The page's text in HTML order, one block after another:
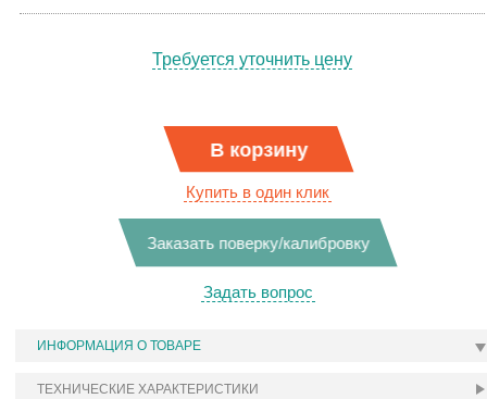
Требуется уточнить цену
В корзину
Купить в один клик
Заказать поверку/калибровку
Задать вопрос
ИНФОРМАЦИЯ О ТОВАРЕ
ТЕХНИЧЕСКИЕ ХАРАКТЕРИСТИКИ